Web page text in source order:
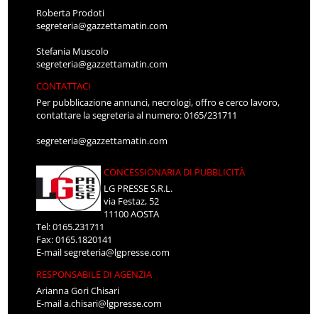
Roberta Prodoti
segreteria@gazzettamatin.com
Stefania Muscolo
segreteria@gazzettamatin.com
CONTATTACI
Per pubblicazione annunci, necrologi, offro e cerco lavoro,
contattare la segreteria al numero: 0165/231711
segreteria@gazzettamatin.com
CONCESSIONARIA DI PUBBLICITÀ
LG PRESSE S.R.L.
via Festaz, 52
11100 AOSTA
Tel: 0165.231711
Fax: 0165.1820141
E-mailsegreteria@lgpresse.com
RESPONSABILE DI AGENZIA
Arianna Gori Chisari
E-maila.chisari@lgpresse.com